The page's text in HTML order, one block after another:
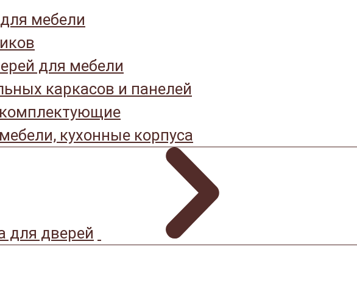
мебели
для мебели
каркасов и панелей
кухонные корпуса
для дверей